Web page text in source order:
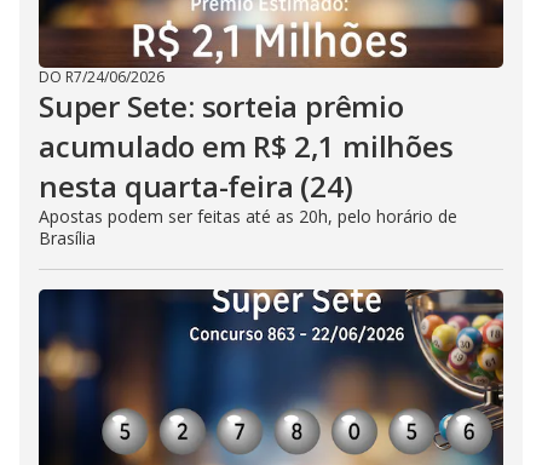
DO R7/24/06/2026
Super Sete: sorteia prêmio
acumulado em R$ 2,1 milhões
nesta quarta-feira (24)
Apostas podem ser feitas até as 20h, pelo horário de
Brasília